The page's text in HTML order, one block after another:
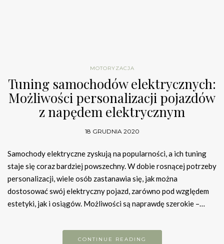
MOTORYZACJA
Tuning samochodów elektrycznych:
Możliwości personalizacji pojazdów
z napędem elektrycznym
18 GRUDNIA 2020
Samochody elektryczne zyskują na popularności, a ich tuning
staje się coraz bardziej powszechny. W dobie rosnącej potrzeby
personalizacji, wiele osób zastanawia się, jak można
dostosować swój elektryczny pojazd, zarówno pod względem
estetyki, jak i osiągów. Możliwości są naprawdę szerokie –…
CONTINUE READING